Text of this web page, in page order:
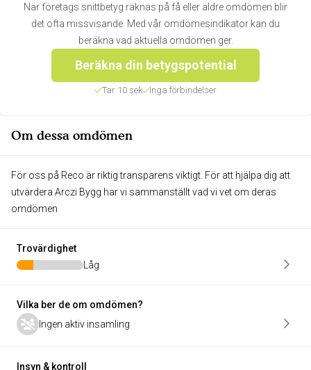
När företags snittbetyg räknas på få eller äldre omdömen blir
det ofta missvisande. Med vår omdömesindikator kan du
beräkna vad aktuella omdömen ger.
Beräkna din betygspotential
Tar 10 sek Inga förbindelser
Om dessa omdömen
För oss på Reco är riktig transparens viktigt. För att hjälpa dig att
utvärdera Arczi Bygg har vi sammanställt vad vi vet om deras
omdömen
Trovärdighet
Låg
Vilka ber de om omdömen?
Ingen aktiv insamling
Insyn & kontroll